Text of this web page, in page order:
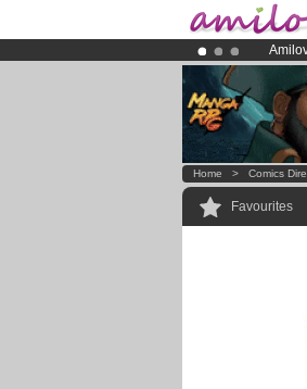
Home > Comics
Favourites